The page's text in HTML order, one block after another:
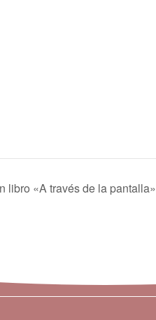
libro «A través de la pantalla»